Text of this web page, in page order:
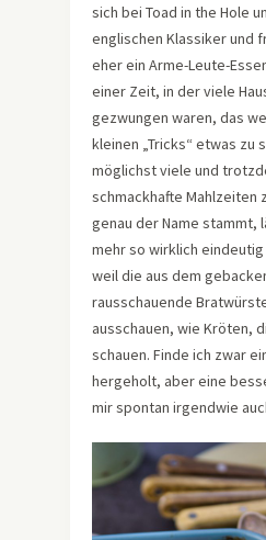
sich bei Toad in the Hole
englischen Klassiker und
eher ein Arme-Leute-
einer Zeit, in der viele
gezwungen waren, das
kleinen „Tricks“ etwas zu
möglichst viele und
schmackhafte Mahlzeiten
genau der Name stammt,
mehr so wirklich
weil die aus dem
rausschauende
ausschauen, wie Kröten,
schauen. Finde ich zwar
hergeholt, aber eine
mir spontan irgendwie